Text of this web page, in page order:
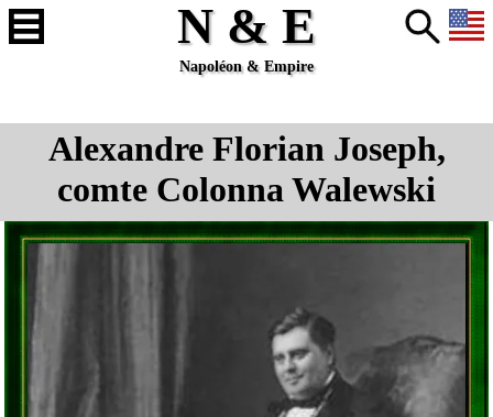
N & E
Napoléon & Empire
Alexandre Florian Joseph,
comte Colonna Walewski